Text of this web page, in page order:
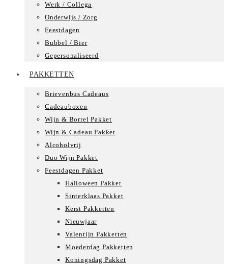
Werk / Collega
Onderwijs / Zorg
Feestdagen
Bubbel / Bier
Gepersonaliseerd
PAKKETTEN
Brievenbus Cadeaus
Cadeauboxen
Wijn & Borrel Pakket
Wijn & Cadeau Pakket
Alcoholvrij
Duo Wijn Pakket
Feestdagen Pakket
Halloween Pakket
Sinterklaas Pakket
Kerst Pakketten
Nieuwjaar
Valentijn Pakketten
Moederdag Pakketten
Koningsdag Pakket